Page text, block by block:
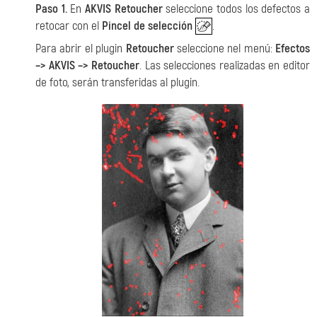
Paso 1.EnAKVIS Retoucherseleccione todos los defectos a
retocar con el Pincel de selección
.
Para abrir el plugin Retoucherseleccione nel menú: Efectos
–> AKVIS –> Retoucher. Las selecciones realizadas en editor
de foto, serán transferidas al plugin.